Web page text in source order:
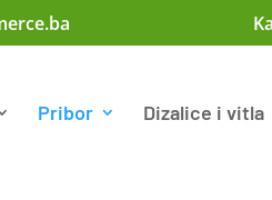
Pribor Dizalice i vitla